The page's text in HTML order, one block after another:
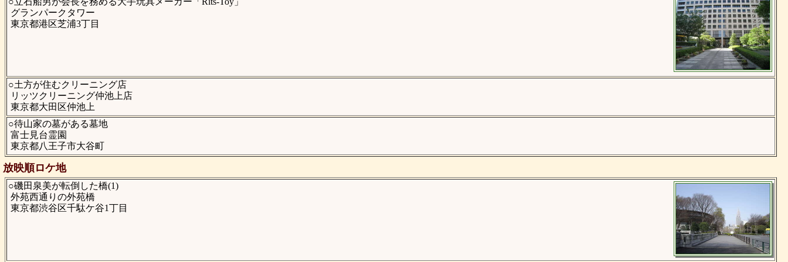
グランパークタワー
東京都港区芝浦3丁目
○土方が住むクリーニング店
リッツクリーニング仲池上店
東京都大田区仲池上
○待山家の墓がある墓地
富士見台霊園
東京都八王子市大谷町
放映順ロケ地
○磯田泉美が転倒した橋(1)
外苑西通りの外苑橋
東京都渋谷区千駄ケ谷1丁目